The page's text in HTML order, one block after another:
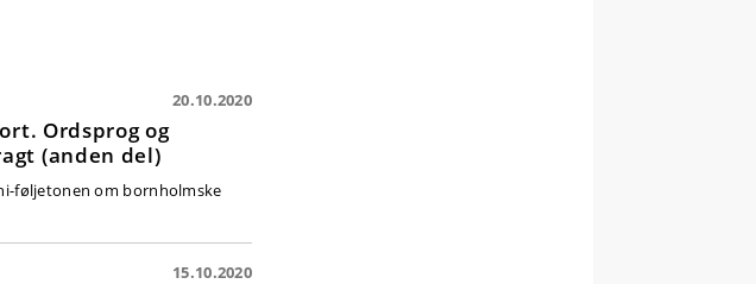
20.10.2020
Ordsprog og
(anden del)
føljetonen om bornholmske
15.10.2020